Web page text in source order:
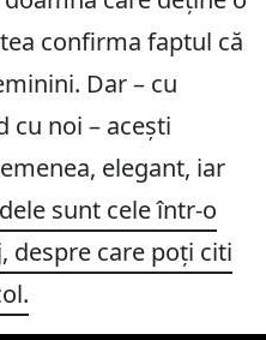
confirma faptul că
Dar – cu
cu noi – acești
elegant, iar
sunt cele într-o
despre care poți citi